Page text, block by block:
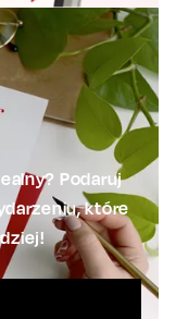
Podaruj
które